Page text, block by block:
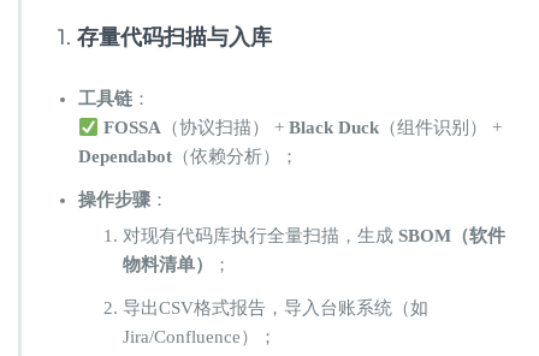
1. ​ 存量代码扫描与入库
工具链 ：
​FOSSA ​（协议扫描） + ​Black Duck ​（组件识别） + ​
Dependabot ​（依赖分析）；
操作步骤 ：
对现有代码库执行全量扫描，生成 ​ SBOM（软件
物料清单）​
；
导出CSV格式报告，导入台账系统（如
Jira/Confluence）；